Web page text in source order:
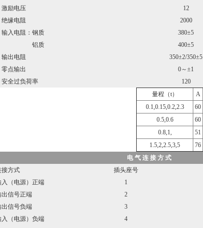
电压
12
电阻
2000
电阻：钢质
380±5
质
400±5
电阻
350±2/350±5
输出
0～±1
过负荷率
120
量程（t）
A
0.1,0.15,0.2,2.3
60
0.5,0.6
60
0.8,1,
51
1.5,2,2.5,3,5
76
电 气 连 接 方 式
方式
插头座号
电源）正端
1
信号正端
2
信号负端
3
电源）负端
4